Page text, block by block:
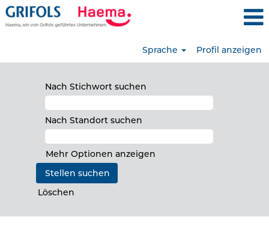
Sprache Profil anzeigen
Nach Stichwort suchen
Nach Standort suchen
Mehr Optionen anzeigen
Löschen